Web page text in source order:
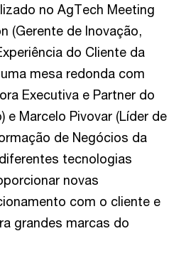
no AgTech Meeting
(Gerente de Inovação,
do Cliente da
mesa redonda com
Executiva e Partner do
e Marcelo Pivovar (Líder de
de Negócios da
tecnologias
novas
com o cliente e
grandes marcas do